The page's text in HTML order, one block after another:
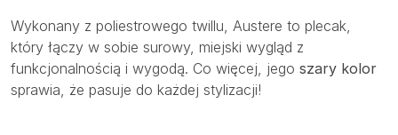
Wykonany z poliestrowego twillu, Austere to plecak,
który łączy w sobie surowy, miejski wygląd z
funkcjonalnością i wygodą. Co więcej, jego szary kolor
sprawia, że pasuje do każdej stylizacji!